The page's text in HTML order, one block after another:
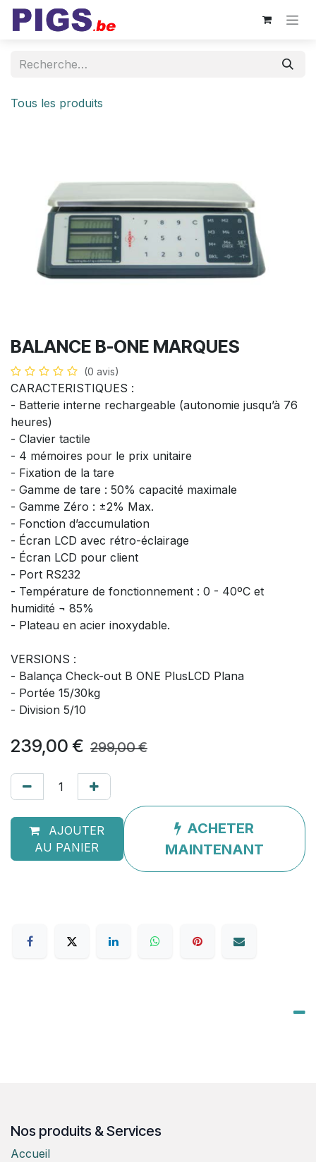
Se rendre au contenu
Tous les produits
BALANCE B-ONE MARQUES
(0 avis)
CARACTERISTIQUES :
- Batterie interne rechargeable (autonomie jusqu’à 76
heures)
- Clavier tactile
- 4 mémoires pour le prix unitaire
- Fixation de la tare
- Gamme de tare : 50% capacité maximale
- Gamme Zéro : ±2% Max.
- Fonction d’accumulation
- Écran LCD avec rétro-éclairage
- Écran LCD pour client
- Port RS232
- Température de fonctionnement : 0 - 40ºC et
humidité ¬ 85%
- Plateau en acier inoxydable.
VERSIONS :
- Balança Check-out B ONE PlusLCD Plana
- Portée 15/30kg
- Division 5/10
239,00 € 299,00€
AJOUTER
AU PANIER
ACHETER
MAINTENANT
Nos produits & Services
Accueil